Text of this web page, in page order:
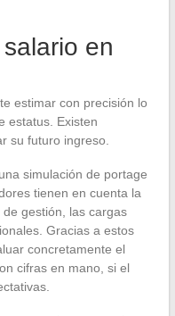
en
estimar con precisión lo
estatus. Existen
su futuro ingreso.
simulación de portage
tienen en cuenta la
gestión, las cargas
Gracias a estos
concretamente el
cifras en mano, si el